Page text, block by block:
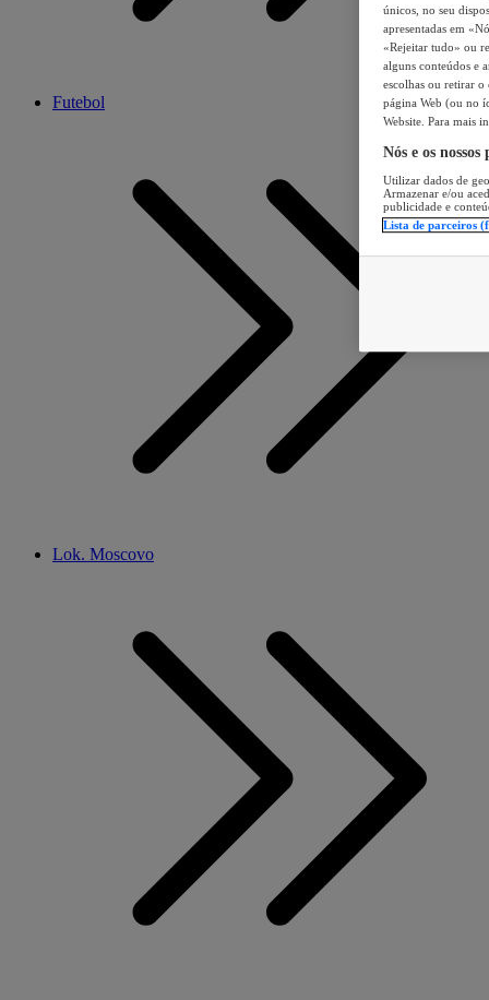
Futebol
Lok. Moscovo
únicos, no seu
apresentadas em
«Rejeitar tudo» ou
alguns conteúdos e
escolhas ou retirar
página Web (ou no
Website. Para mais
Nós e os
Utilizar dados de
Armazenar e/ou
publicidade e
Lista de parceiros